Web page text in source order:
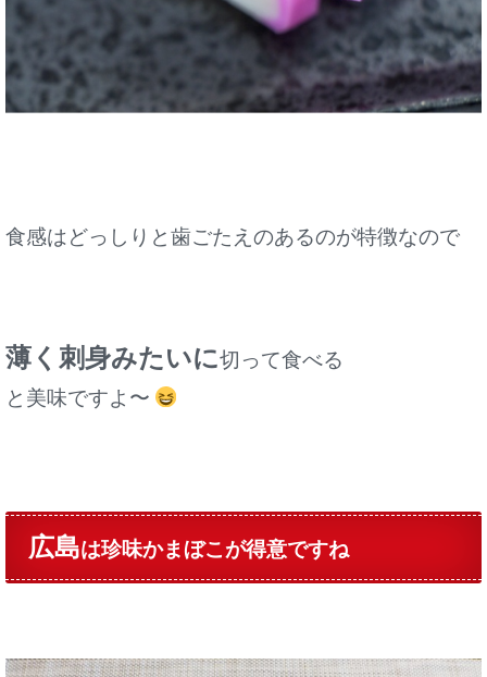
食感はどっしりと歯ごたえのあるのが特徴なので
薄く刺身みたいに切って食べる
と美味ですよ〜
広島は珍味かまぼこが得意ですね